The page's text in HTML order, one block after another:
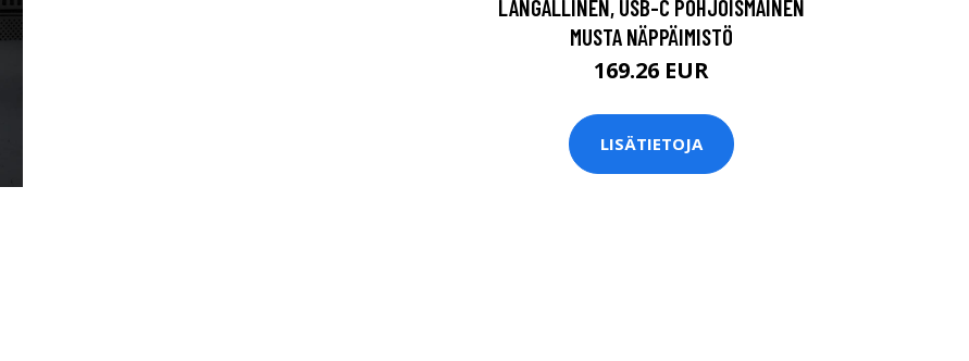
LANGALLINEN, USB-C POHJOISMAINEN
MUSTA NÄPPÄIMISTÖ
169.26 EUR
LISÄTIETOJA